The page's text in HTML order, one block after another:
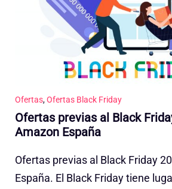
Ofertas,Ofertas Black Friday
Ofertas previas al Black
Amazon España
Ofertas previas al Black Friday
España. El Black Friday tiene